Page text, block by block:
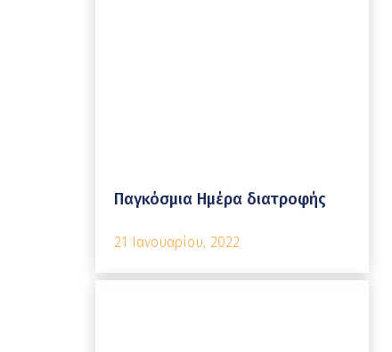
Παγκόσμια Ημέρα διατροφής
21 Ιανουαρίου, 2022